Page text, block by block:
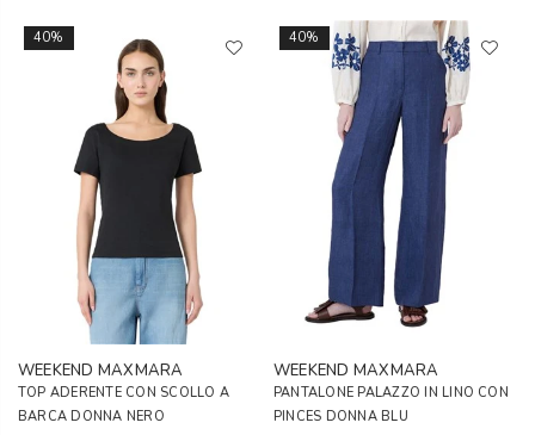
40%
WEEKEND MAXMARA
TOP ADERENTE CON SCOLLO A
BARCA DONNA NERO
40%
WEEKEND MAXMARA
PANTALONE PALAZZO IN LINO CON
PINCES DONNA BLU